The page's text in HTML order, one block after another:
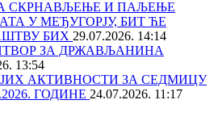
СКРНАВЉЕЊЕ И ПАЉЕЊЕ
У МЕЂУГОРЈУ, БИТ ЋЕ
БИХ 29.07.2026. 14:14
ЗА ДРЖАВЉАНИНА
13:54
АКТИВНОСТИ ЗА СЕДМИЦУ
ГОДИНЕ 24.07.2026. 11:17